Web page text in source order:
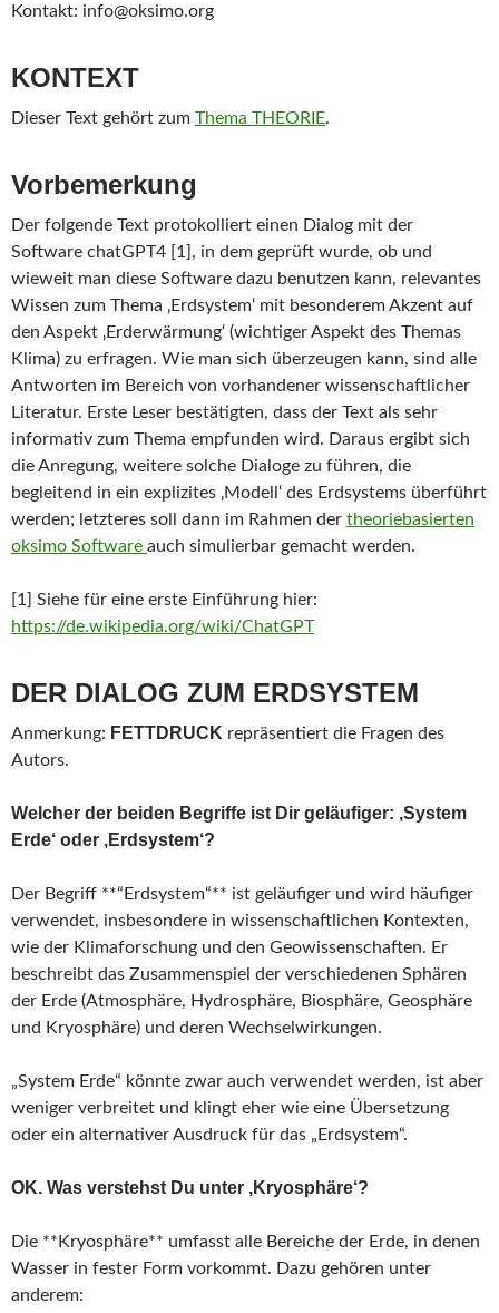
Kontakt: info@oksimo.org
KONTEXT
Dieser Text gehört zum Thema THEORIE.
Vorbemerkung
Der folgende Text protokolliert einen Dialog mit der
Software chatGPT4 [1], in dem geprüft wurde, ob und
wieweit man diese Software dazu benutzen kann, relevantes
Wissen zum Thema ‚Erdsystem‘ mit besonderem Akzent auf
den Aspekt ‚Erderwärmung‘ (wichtiger Aspekt des Themas
Klima) zu erfragen. Wie man sich überzeugen kann, sind alle
Antworten im Bereich von vorhandener wissenschaftlicher
Literatur. Erste Leser bestätigten, dass der Text als sehr
informativ zum Thema empfunden wird. Daraus ergibt sich
die Anregung, weitere solche Dialoge zu führen, die
begleitend in ein explizites ‚Modell‘ des Erdsystems überführt
werden; letzteres soll dann im Rahmen der theoriebasierten
oksimo Software auch simulierbar gemacht werden.
[1] Siehe für eine erste Einführung hier:
https://de.wikipedia.org/wiki/ChatGPT
DER DIALOG ZUM ERDSYSTEM
Anmerkung: FETTDRUCK repräsentiert die Fragen des
Autors.
Welcher der beiden Begriffe ist Dir geläufiger: ‚System
Erde‘ oder ‚Erdsystem‘?
Der Begriff **“Erdsystem“** ist geläufiger und wird häufiger
verwendet, insbesondere in wissenschaftlichen Kontexten,
wie der Klimaforschung und den Geowissenschaften. Er
beschreibt das Zusammenspiel der verschiedenen Sphären
der Erde (Atmosphäre, Hydrosphäre, Biosphäre, Geosphäre
und Kryosphäre) und deren Wechselwirkungen.
„System Erde“ könnte zwar auch verwendet werden, ist aber
weniger verbreitet und klingt eher wie eine Übersetzung
oder ein alternativer Ausdruck für das „Erdsystem“.
OK. Was verstehst Du unter ‚Kryosphäre‘?
Die **Kryosphäre** umfasst alle Bereiche der Erde, in denen
Wasser in fester Form vorkommt. Dazu gehören unter
anderem: